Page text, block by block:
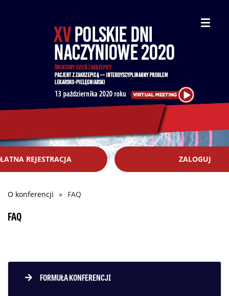
REJESTRACJA ZALOGUJ
Ścieżka
nawigacyjna
O konferencji FAQ
FAQ
FORMUŁA KONFERENCJI